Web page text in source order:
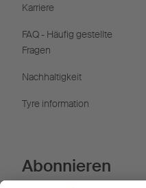
Karriere
FAQ - Häufig gestellte
Fragen
Nachhaltigkeit
Tyre information
Abonnieren